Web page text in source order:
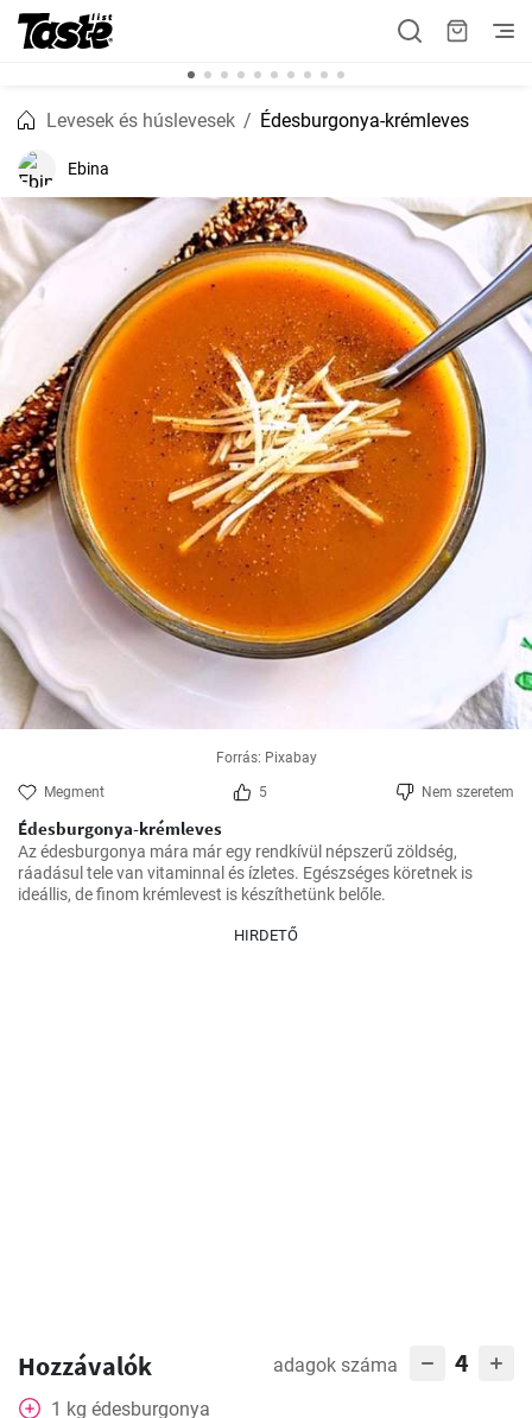
Levesek és húslevesek Édesburgonya-krémleves
Ebina
Forrás: Pixabay
Megment 5 Nem szeretem
Édesburgonya-krémleves
Az édesburgonya mára már egy rendkívül népszerű zöldség,
ráadásul tele van vitaminnal és ízletes. Egészséges köretnek is
ideállis, de finom krémlevest is készíthetünk belőle.
HIRDETŐ
Hozzávalók adagok száma 4
1 kg édesburgonya